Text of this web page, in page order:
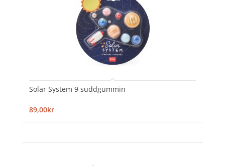
Solar System 9 suddgummin
89,00kr